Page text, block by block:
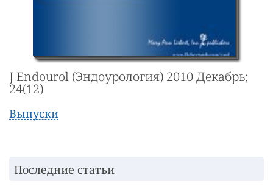
J Endourol (Эндоурология) 2010 Декабрь;
24(12)
Выпуски
Последние статьи